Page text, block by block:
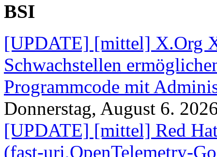
BSI
[UPDATE] [mittel] X.Org
Schwachstellen
Programmcode mit
Donnerstag, August 6.
[UPDATE] [mittel] Red
(fast-uri,OpenTelemetry-